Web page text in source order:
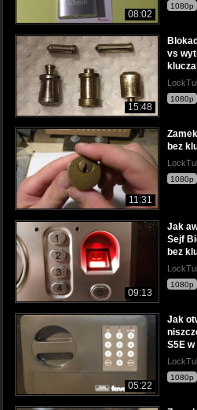
08:02
1080p
15:48
vs
1080p
11:31
bez
1080p
09:13
Jak
Sejf
bez
1080p
05:22
Jak
S5E
1080p